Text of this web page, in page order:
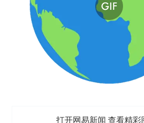
打开网易新闻 查看精彩